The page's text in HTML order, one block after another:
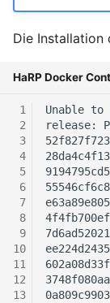
Die Installation
HaRP Docker
Unable to
release: